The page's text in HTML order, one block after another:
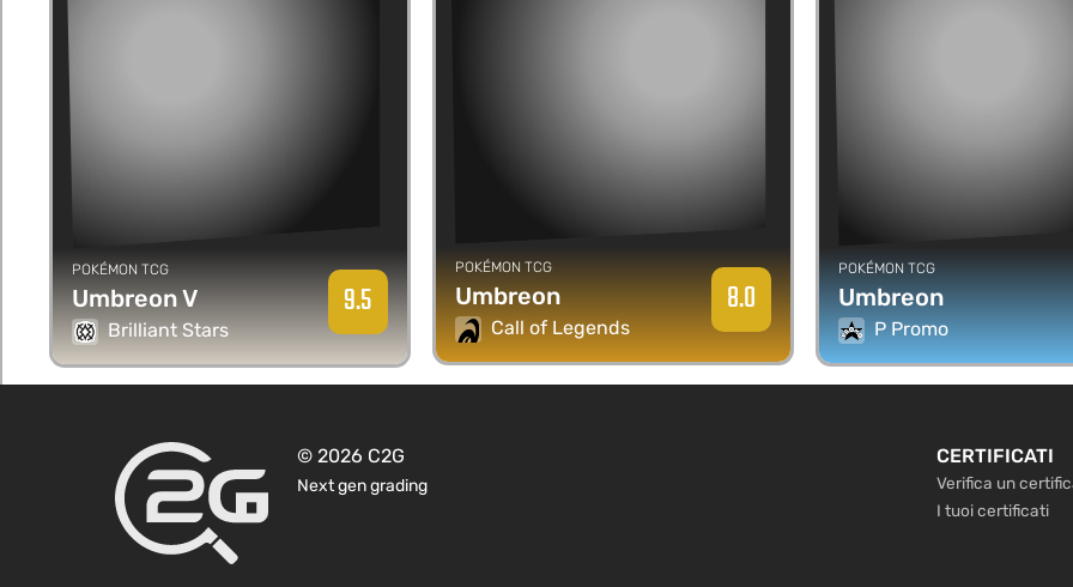
POKÉMON TCG
Umbreon V
Brilliant Stars
9.5
POKÉMON TCG
Umbreon
Call of Legends
8.0
POKÉMON TCG
Umbreon
P Promo
CERTIFICATI
Verifica un
I tuoi certificati
© 2026 C2G
Next gen grading